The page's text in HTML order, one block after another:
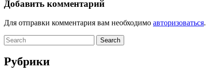
Добавить комментарий
Для отправки комментария вам необходимо авторизоваться.
Search
for:
Рубрики